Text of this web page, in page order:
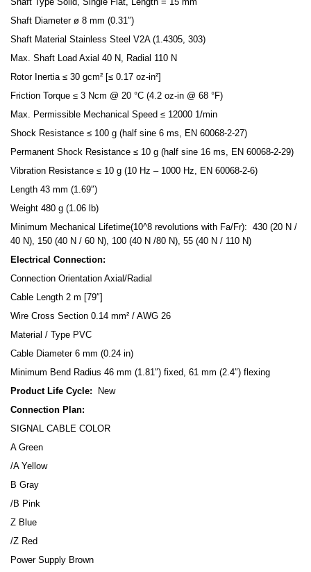
Shaft Diameter ø 8 mm (0.31″)
Shaft Material Stainless Steel V2A (1.4305, 303)
Max. Shaft Load Axial 40 N, Radial 110 N
Rotor Inertia ≤ 30 gcm² [≤ 0.17 oz-in²]
Friction Torque ≤ 3 Ncm @ 20 °C (4.2 oz-in @ 68 °F)
Max. Permissible Mechanical Speed ≤ 12000 1/min
Shock Resistance ≤ 100 g (half sine 6 ms, EN 60068-2-27)
Permanent Shock Resistance ≤ 10 g (half sine 16 ms, EN 60068-2-29)
Vibration Resistance ≤ 10 g (10 Hz – 1000 Hz, EN 60068-2-6)
Length 43 mm (1.69″)
Weight 480 g (1.06 lb)
Minimum Mechanical Lifetime(10^8 revolutions with Fa/Fr): 430 (20 N /
40 N), 150 (40 N / 60 N), 100 (40 N /80 N), 55 (40 N / 110 N)
Electrical Connection:
Connection Orientation Axial/Radial
Cable Length 2 m [79″]
Wire Cross Section 0.14 mm² / AWG 26
Material / Type PVC
Cable Diameter 6 mm (0.24 in)
Minimum Bend Radius 46 mm (1.81″) fixed, 61 mm (2.4″) flexing
Product Life Cycle: New
Connection Plan:
SIGNAL CABLE COLOR
A Green
/A Yellow
B Gray
/B Pink
Z Blue
/Z Red
Power Supply Brown